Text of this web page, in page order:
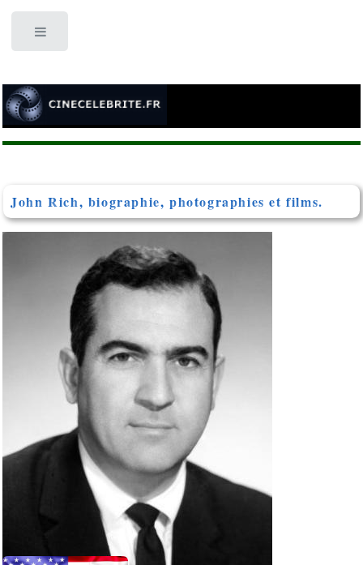
John Rich, biographie, photographies et films.